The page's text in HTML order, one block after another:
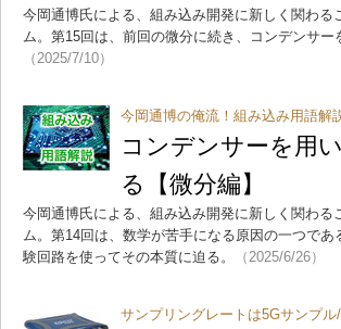
今岡通博氏による、組み込み開発に新しく関わ
ム。第15回は、前回の微分に続き、コンデンサ
（2025/7/10）
今岡通博の俺流！組み込み用語解
コンデンサーを用
る【微分編】
今岡通博氏による、組み込み開発に新しく関わ
ム。第14回は、数学が苦手になる原因の一つで
験回路を使ってその本質に迫る。
（2025/6/26）
サンプリングレートは5Gサンプル/